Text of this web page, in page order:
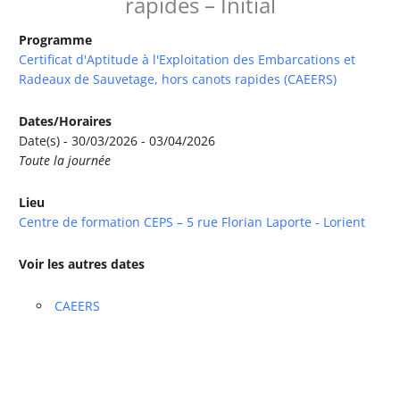
Programme
Certificat d'Aptitude à l'Exploitation des Embarcations et
Radeaux de Sauvetage, hors canots rapides (CAEERS)
Dates/Horaires
Date(s) - 30/03/2026 - 03/04/2026
Toute la journée
Lieu
Centre de formation CEPS – 5 rue Florian Laporte - Lorient
Voir les autres dates
CAEERS